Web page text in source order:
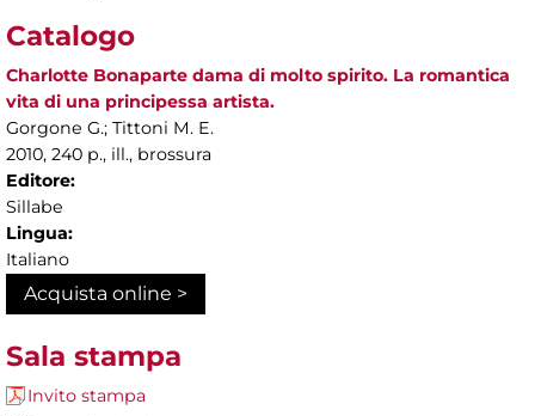
Catalogo
Charlotte Bonaparte dama di molto spirito. La romantica
vita di una principessa artista.
Gorgone G.; Tittoni M. E.
2010, 240 p., ill., brossura
Editore:
Sillabe
Lingua:
Italiano
Acquista online >
Sala stampa
Invito stampa